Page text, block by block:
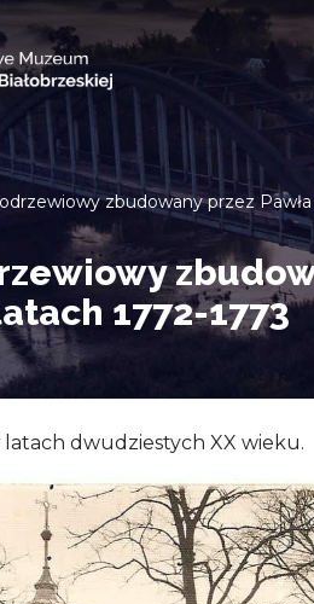
zbudowany przez
1772-1773
dwudziestych XX wieku.